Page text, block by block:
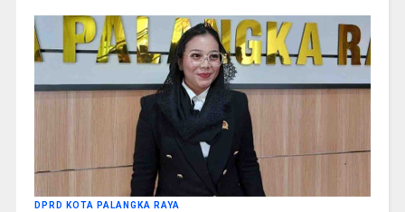
DPRD KOTA PALANGKA RAYA